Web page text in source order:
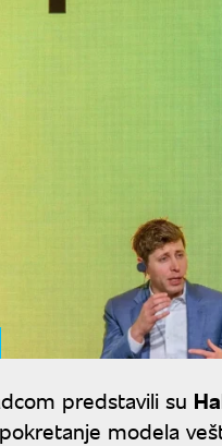
predstavili su
modela